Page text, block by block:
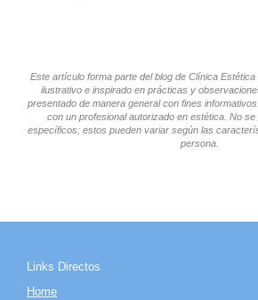
Este artículo forma parte del blog de Clínica Estética
ilustrativo e inspirado en prácticas y
presentado de manera general con fines
con un profesional autorizado en estética. No
específicos; estos pueden variar según las
persona.
Links Directos
Home